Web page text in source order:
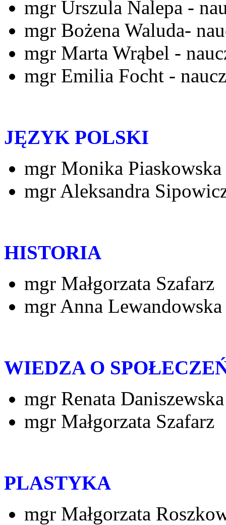
mgr Urszula Nalepa -
mgr Bożena Waluda-
mgr Marta Wrąbel -
mgr Emilia Focht -
JĘZYK POLSKI
mgr Monika Piaskowska
mgr Aleksandra
HISTORIA
mgr Małgorzata Szafarz
mgr Anna Lewandowska
WIEDZA O
mgr Renata Daniszewska
mgr Małgorzata Szafarz
PLASTYKA
mgr Małgorzata